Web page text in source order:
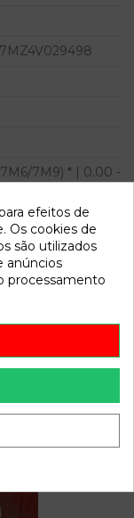
7M9) * | 0.00 -
sharan
OEM IAM
efeitos de
Os cookies de
são utilizados
anúncios
processamento